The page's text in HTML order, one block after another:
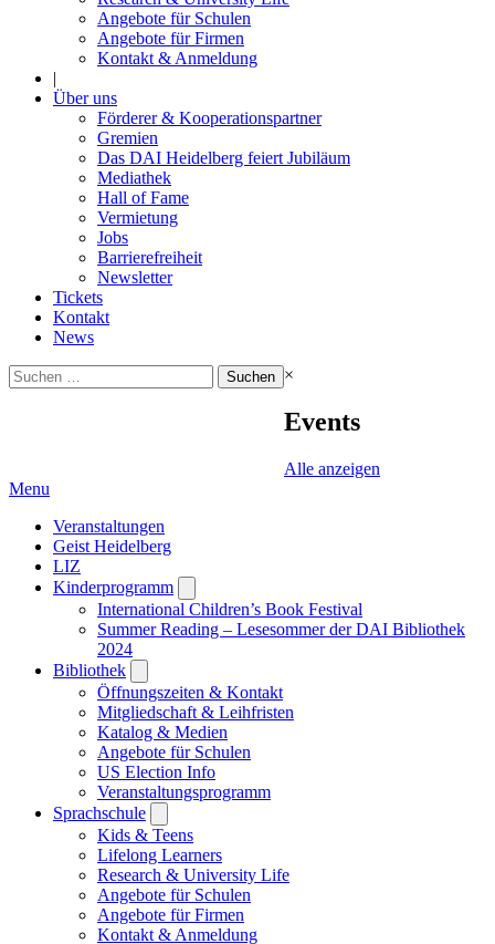
Angebote für Schulen
Angebote für Firmen
Kontakt & Anmeldung
|
Über uns
Förderer & Kooperationspartner
Gremien
Das DAI Heidelberg feiert Jubiläum
Mediathek
Hall of Fame
Vermietung
Jobs
Barrierefreiheit
Newsletter
Tickets
Kontakt
News
Suchen
nach:
×
Events
Alle anzeigen
Menu
Veranstaltungen
Geist Heidelberg
LIZ
Kinderprogramm
submenu
International Children’s Book Festival
Summer Reading – Lesesommer der DAI Bibliothek
2024
Bibliothek
submenu
Öffnungszeiten & Kontakt
Mitgliedschaft & Leihfristen
Katalog & Medien
Angebote für Schulen
US Election Info
Veranstaltungsprogramm
Sprachschule
submenu
Kids & Teens
Lifelong Learners
Research & University Life
Angebote für Schulen
Angebote für Firmen
Kontakt & Anmeldung